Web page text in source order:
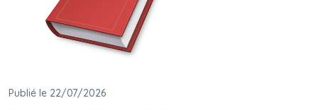
Publié le 22/07/2026